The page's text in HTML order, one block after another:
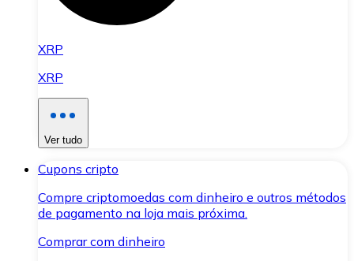
XRP
XRP
Ver tudo
Cupons cripto
Compre criptomoedas com dinheiro e outros métodos
de pagamento na loja mais próxima.
Comprar com dinheiro